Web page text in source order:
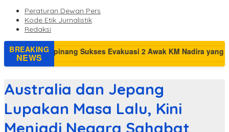
Peraturan Dewan Pers
Kode Etik Jurnalistik
Redaksi
BREAKING
NEWS
Australia dan Jepang
Lupakan Masa Lalu, Kini
Menjadi Negara Sahabat